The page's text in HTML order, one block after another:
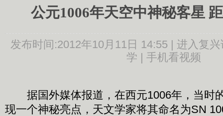
公元1006年天空中神秘客星
发布时间:2012年10月11日 14:55 | 进入复兴
学 | 手机看视频
据国外媒体报道，在西元1006年，当时
现一个神秘亮点，天文学家将其命名为SN